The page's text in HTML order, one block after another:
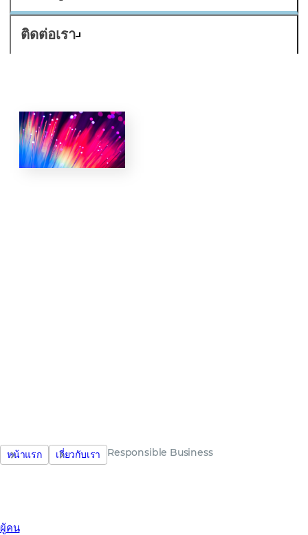
ติดต่อเรา
หน้าแรก เกี่ยวกับเรา Responsible Business
ผู้คน